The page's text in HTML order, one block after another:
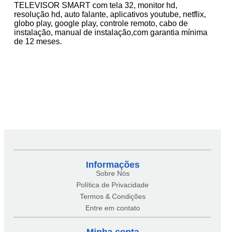
TELEVISOR SMART com tela 32, monitor hd,
resolução hd, auto falante, aplicativos youtube, netflix,
globo play, google play, controle remoto, cabo de
instalação, manual de instalação,com garantia mínima
de 12 meses.
Informações
Sobre Nós
Política de Privacidade
Termos & Condições
Entre em contato